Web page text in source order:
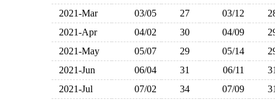
2021-Mar
03/05 27 03/12
2021-Apr
04/02 30 04/09
2021-May
05/07 29 05/14
2021-Jun
06/04 31 06/11
2021-Jul
07/02 34 07/09